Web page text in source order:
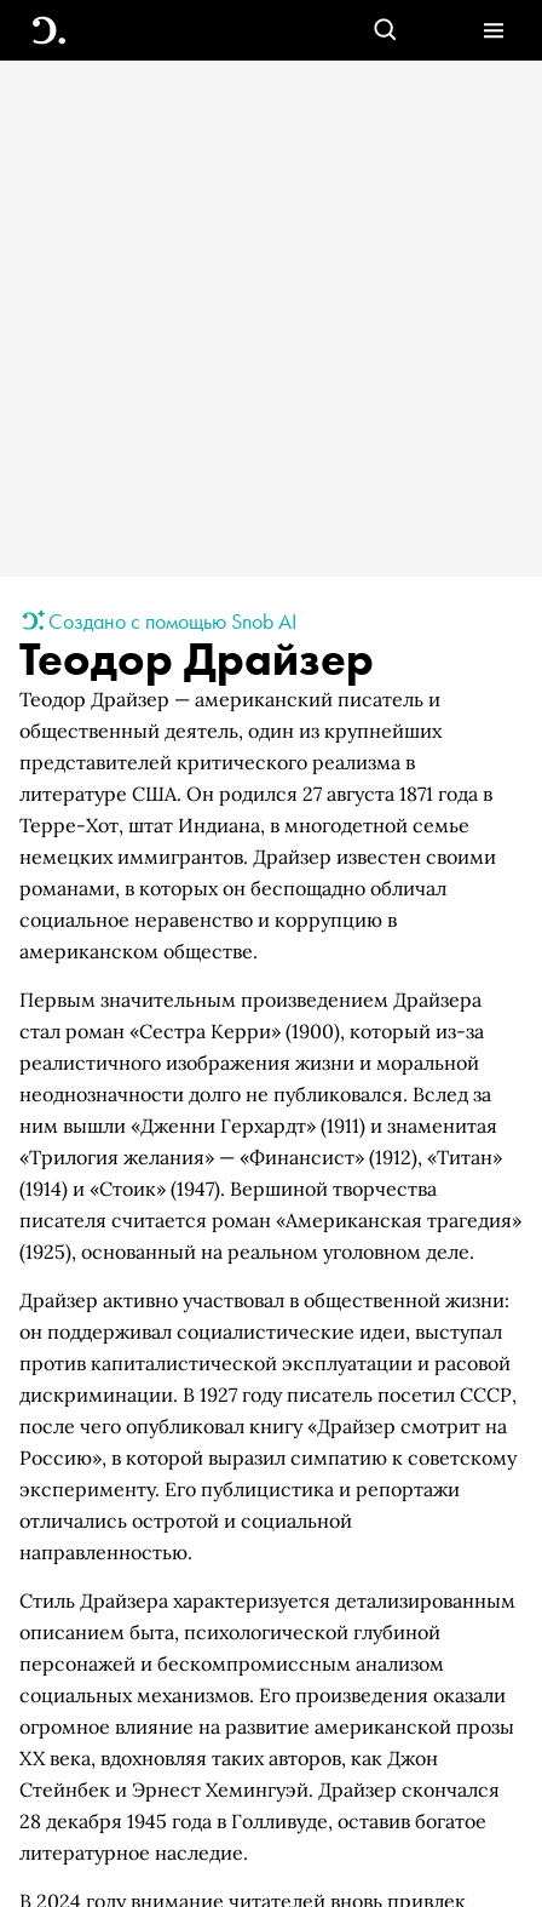
Создано с помощью Snob AI
Теодор Драйзер
Теодор Драйзер — американский писатель и
общественный деятель, один из крупнейших
представителей критического реализма в
литературе США. Он родился 27 августа 1871 года в
Терре-Хот, штат Индиана, в многодетной семье
немецких иммигрантов. Драйзер известен своими
романами, в которых он беспощадно обличал
социальное неравенство и коррупцию в
американском обществе.
Первым значительным произведением Драйзера
стал роман «Сестра Керри» (1900), который из-за
реалистичного изображения жизни и моральной
неоднозначности долго не публиковался. Вслед за
ним вышли «Дженни Герхардт» (1911) и знаменитая
«Трилогия желания» — «Финансист» (1912), «Титан»
(1914) и «Стоик» (1947). Вершиной творчества
писателя считается роман «Американская трагедия»
(1925), основанный на реальном уголовном деле.
Драйзер активно участвовал в общественной жизни:
он поддерживал социалистические идеи, выступал
против капиталистической эксплуатации и расовой
дискриминации. В 1927 году писатель посетил СССР,
после чего опубликовал книгу «Драйзер смотрит на
Россию», в которой выразил симпатию к советскому
эксперименту. Его публицистика и репортажи
отличались остротой и социальной
направленностью.
Стиль Драйзера характеризуется детализированным
описанием быта, психологической глубиной
персонажей и бескомпромиссным анализом
социальных механизмов. Его произведения оказали
огромное влияние на развитие американской прозы
XX века, вдохновляя таких авторов, как Джон
Стейнбек и Эрнест Хемингуэй. Драйзер скончался
28 декабря 1945 года в Голливуде, оставив богатое
литературное наследие.
В 2024 году внимание читателей вновь привлек